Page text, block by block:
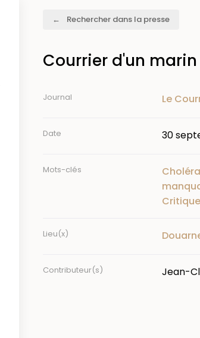
Rechercher dans la presse
Courrier d'un
Journal Le
Date 30
Mots-clés
Critique
Lieu(x)
Contributeur(s) Jean-